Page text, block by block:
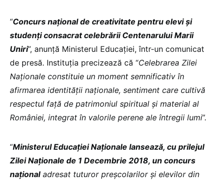
“Concurs național de creativitate pentru elevi și
studenți consacrat celebrării Centenarului Marii
Uniri”, anunță Ministerul Educației, într-un comunicat
de presă. Instituția precizează că “Celebrarea Zilei
Naționale constituie un moment semnificativ în
afirmarea identității naționale, sentiment care cultivă
respectul față de patrimoniul spiritual și material al
României, integrat în valorile perene ale întregii lumi”.
“Ministerul Educației Naționale lansează, cu prilejul
Zilei Naționale de 1 Decembrie 2018, un concurs
naționaladresat tuturor preșcolarilor și elevilor din